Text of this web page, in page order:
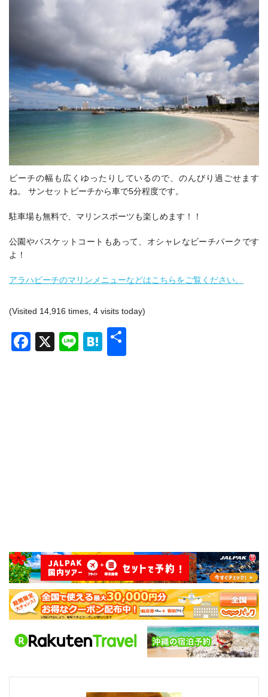
ビーチの幅も広くゆったりしているので、のんびり過ごせます
ね。 サンセットビーチから車で5分程度です。
駐車場も無料で、マリンスポーツも楽しめます！！
公園やバスケットコートもあって、オシャレなビーチパークです
よ！
アラハビーチのマリンメニューなどはこちらをご覧ください。
(Visited 14,916 times, 4 visits today)
Facebook
X LineHatena